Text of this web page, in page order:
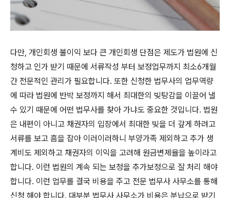
다만, 개인회생 불이익 보다 큰 개인회생 단점은 제도가 법원에 신
청하고 인가 받기 때문에 서류작성 부터 보정업무까지 최소6개월
간 전문적인 관리가 필요합니다. 또한 신청한 법무사의 업무역량
에 따라 법원에 반박 보정까지 해서 최대한의 빚탕감을 이끌어 낼
수 있기 때문에 어떤 법무사를 찾아 가냐도 중요한 것입니다. 법원
은 내편이 아니고 채권자의 입장에서 최대한 빚을 더 갚게 하려고
서류를 보고 흠을 잡아 이러이러하니 부양가족 제외하고 추가 생
계비도 제외하고 채권자의 이익을 고려해 원금변제율을 높이라고
합니다. 이런 법원의 계속 되는 보정을 추가보정으로 잘 처리 해야
합니다. 이런 업무를 결국 비용을 주고 전문 법무사 사무소를 통해
신청 해야 합니다. 대부분 법무사 사무소가 비용은 분납으로 받기